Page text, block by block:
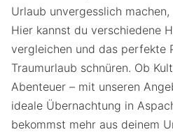
Urlaub unvergesslich
Hier kannst du verschiedene
vergleichen und das perfekte
Traumurlaub schnüren. Ob
Abenteuer – mit unseren
ideale Übernachtung in
bekommst mehr aus deinem